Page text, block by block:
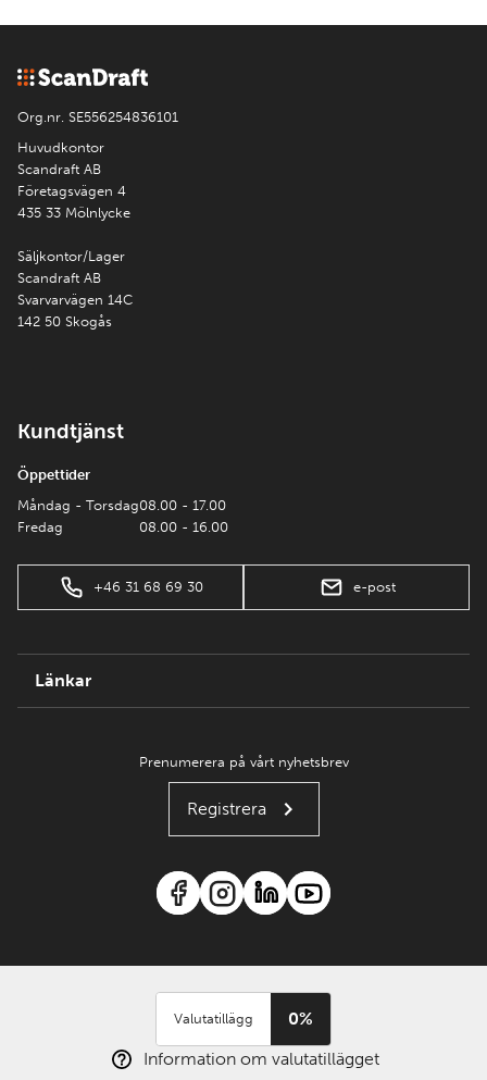
Org.nr. SE556254836101
Huvudkontor
Scandraft AB
Företagsvägen 4
435 33 Mölnlycke
Säljkontor/Lager
Scandraft AB
Svarvarvägen 14C
142 50 Skogås
Kundtjänst
Öppettider
Måndag - Torsdag
Fredag
08.00 - 17.00
08.00 - 16.00
+46 31 68 69 30 e-post
Länkar
Prenumerera på vårt nyhetsbrev
Registrera
Valutatillägg
0%
Information om valutatillägget